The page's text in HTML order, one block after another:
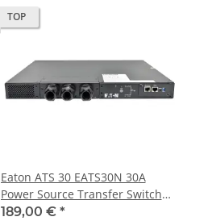
TOP
Eaton ATS 30 EATS30N 30A
Power Source Transfer Switch
New Neu
189,00 € *